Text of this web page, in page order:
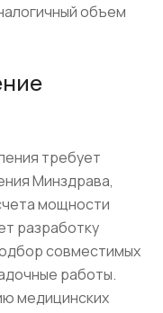
объем
требует
Минздрава,
мощности
разработку
совместимых
работы.
медицинских